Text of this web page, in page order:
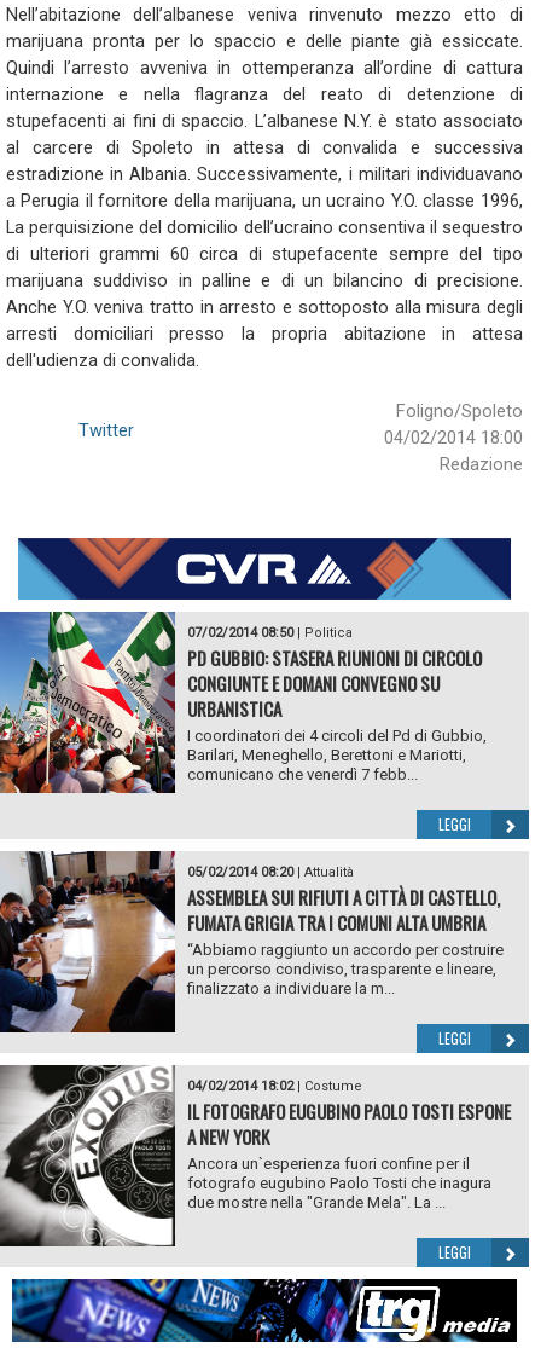
Nell’abitazione dell’albanese veniva rinvenuto mezzo etto di
marijuana pronta per lo spaccio e delle piante già essiccate.
Quindi l’arresto avveniva in ottemperanza all’ordine di cattura
internazione e nella flagranza del reato di detenzione di
stupefacenti ai fini di spaccio. L’albanese N.Y. è stato associato
al carcere di Spoleto in attesa di convalida e successiva
estradizione in Albania. Successivamente, i militari individuavano
a Perugia il fornitore della marijuana, un ucraino Y.O. classe 1996,
La perquisizione del domicilio dell’ucraino consentiva il sequestro
di ulteriori grammi 60 circa di stupefacente sempre del tipo
marijuana suddiviso in palline e di un bilancino di precisione.
Anche Y.O. veniva tratto in arresto e sottoposto alla misura degli
arresti domiciliari presso la propria abitazione in attesa
dell'udienza di convalida.
Foligno/Spoleto
04/02/2014 18:00
Redazione
Twitter
07/02/2014 08:50| Politica
PD GUBBIO: STASERA RIUNIONI DI CIRCOLO
CONGIUNTE E DOMANI CONVEGNO SU
URBANISTICA
I coordinatori dei 4 circoli del Pd di Gubbio,
Barilari, Meneghello, Berettoni e Mariotti,
comunicano che venerdì 7 febb...
LEGGI
05/02/2014 08:20| Attualità
ASSEMBLEA SUI RIFIUTI A CITTÀ DI CASTELLO,
FUMATA GRIGIA TRA I COMUNI ALTA UMBRIA
“Abbiamo raggiunto un accordo per costruire
un percorso condiviso, trasparente e lineare,
finalizzato a individuare la m...
LEGGI
04/02/2014 18:02| Costume
IL FOTOGRAFO EUGUBINO PAOLO TOSTI ESPONE
A NEW YORK
Ancora un`esperienza fuori confine per il
fotografo eugubino Paolo Tosti che inagura
due mostre nella "Grande Mela". La ...
LEGGI